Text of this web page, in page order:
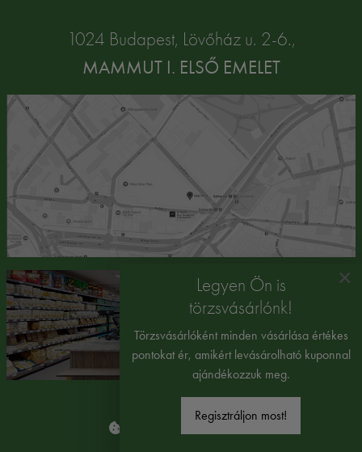
1024 Budapest, Lövőház u. 2-6.,
MAMMUT I. ELSŐ EMELET
×
Legyen Ön is
törzsvásárlónk!
Törzsvásárlóként minden vásárlása értékes
pontokat ér, amikért levásárolható kuponnal
ajándékozzuk meg.
Regisztráljon most!